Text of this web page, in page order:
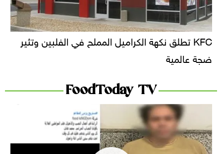
KFC تطلق نكهة الكراميل المملح في الفلبين وتثير
ضجة عالمية
FoodToday TV